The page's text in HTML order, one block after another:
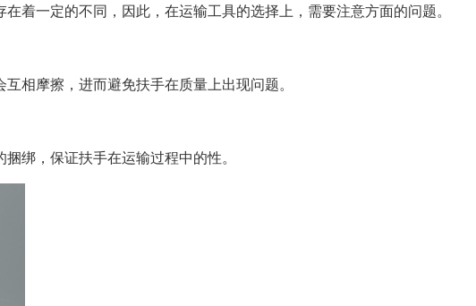
着一定的不同，因此，在运输工具的选择上，需要注意方面的问题。
相摩擦，进而避免扶手在质量上出现问题。
绑，保证扶手在运输过程中的性。